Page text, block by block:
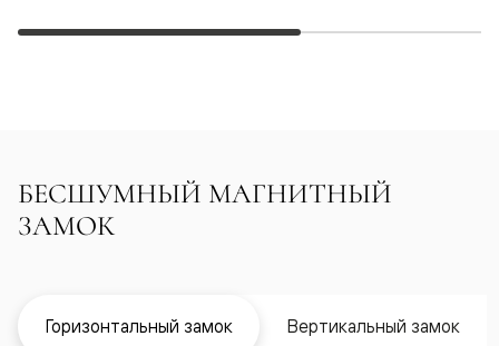
БЕСШУМНЫЙ МАГНИТНЫЙ
ЗАМОК
Горизонтальный замок Вертикальный замок